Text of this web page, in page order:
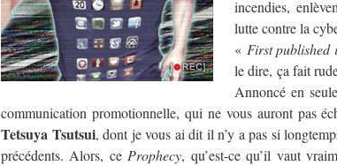
incendies,
lutte contre la
« First
le dire, ça fait
Annoncé en
communication promotionnelle, qui ne vous auront pas
Tetsuya Tsutsui, dont je vous ai dit il n’y a pas si
précédents. Alors, ce Prophecy, qu’est-ce qu’il vaut